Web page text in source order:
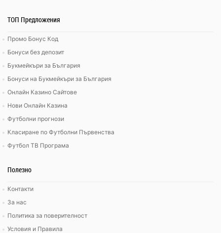
ТОП Предложения
Промо Бонус Код
Бонуси без депозит
Букмейкъри за България
Бонуси на Букмейкъри за България
Онлайн Казино Сайтове
Нови Онлайн Казина
Футболни прогнози
Класиране по Футболни Първенства
Футбол ТВ Програма
Полезно
Контакти
За нас
Политика за поверителност
Условия и Правила